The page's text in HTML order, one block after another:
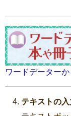
ワードデーター
テキストの